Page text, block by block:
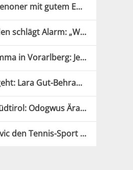
Lars Aaron Senoner mit gutem EM-Auftakt
Der HC Gröden schlägt Alarm: „Wir brauchen jede Hilfe“
Trainer-Dilemma in Vorarlberg: Jetzt übernimmt der Assistent
Eine Große geht: Lara Gut-Behrami beendet ihre Karriere
200 Mal FC Südtirol: Odogwus Ära ist zu Ende
So will Djokovic den Tennis-Sport revolutionieren